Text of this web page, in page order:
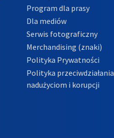
Program dla prasy
Dla mediów
Serwis fotograficzny
Merchandising (znaki)
Polityka Prywatności
Polityka przeciwdziałania
nadużyciom i korupcji